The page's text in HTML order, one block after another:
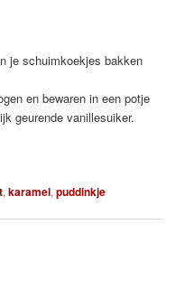
je schuimkoekjes bakken
en bewaren in een potje
geurende vanillesuiker.
,karamel,puddinkje